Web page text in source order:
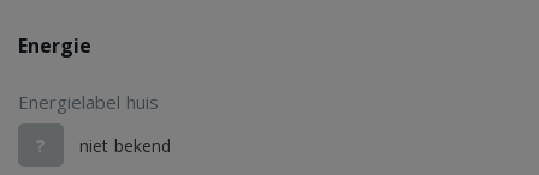
Energie
Energielabel huis
?
niet bekend